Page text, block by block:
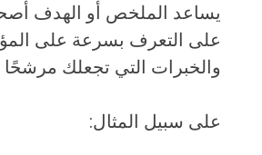
يساعد الملخص أو الهدف
على التعرف بسرعة على
والخبرات التي تجعلك مرشحًا
على سبيل المثال: